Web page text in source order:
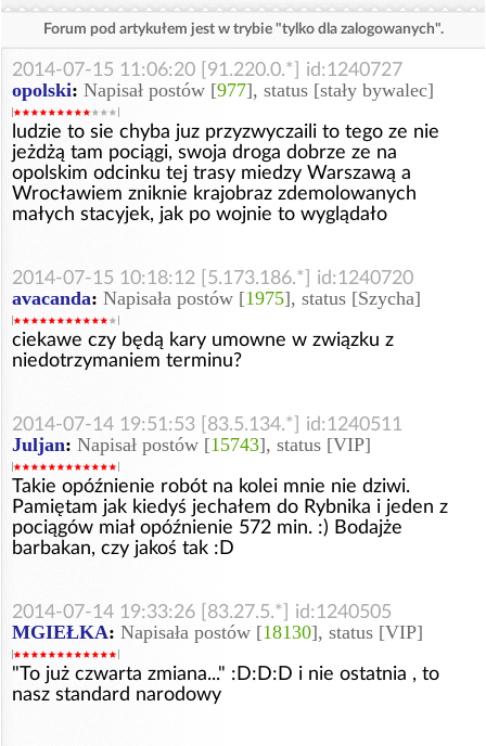
Forum pod artykułem jest w trybie "tylko dla zalogowanych".
2014-07-15 11:06:20 [91.220.0.*] id:1240727
opolski: Napisał postów [977], status [stały bywalec]
ludzie to sie chyba juz przyzwyczaili to tego ze nie
jeżdżą tam pociągi, swoja droga dobrze ze na
opolskim odcinku tej trasy miedzy Warszawą a
Wrocławiem zniknie krajobraz zdemolowanych
małych stacyjek, jak po wojnie to wyglądało
2014-07-15 10:18:12 [5.173.186.*] id:1240720
avacanda: Napisała postów [1975], status [Szycha]
ciekawe czy będą kary umowne w związku z
niedotrzymaniem terminu?
2014-07-14 19:51:53 [83.5.134.*] id:1240511
Juljan: Napisał postów [15743], status [VIP]
Takie opóźnienie robót na kolei mnie nie dziwi.
Pamiętam jak kiedyś jechałem do Rybnika i jeden z
pociągów miał opóźnienie 572 min. :) Bodajże
barbakan, czy jakoś tak :D
2014-07-14 19:33:26 [83.27.5.*] id:1240505
MGIEŁKA: Napisała postów [18130], status [VIP]
"To już czwarta zmiana..." :D:D:D i nie ostatnia , to
nasz standard narodowy